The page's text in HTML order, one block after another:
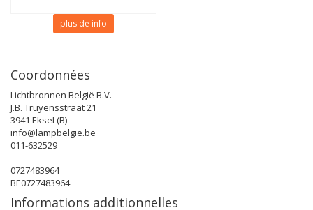
plus de info
Coordonnées
Lichtbronnen België B.V.
J.B. Truyensstraat 21
3941 Eksel (B)
info@lampbelgie.be
011-632529
0727483964
BE0727483964
Informations additionnelles